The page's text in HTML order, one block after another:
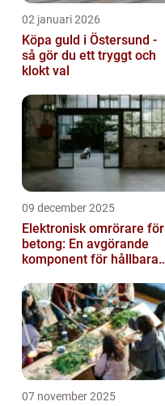
02 januari 2026
Köpa guld i Östersund -
så gör du ett tryggt och
klokt val
09 december 2025
Elektronisk omrörare för
betong: En avgörande
komponent för hållbara
07 november 2025